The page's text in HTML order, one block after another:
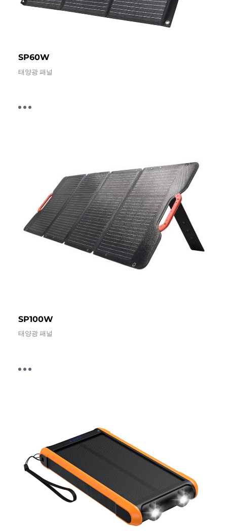
SP60W
태양광 패널
SP100W
태양광 패널